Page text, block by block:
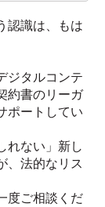
認識は、もは
ジタルコンテ
約書のリーガ
ポートしてい
れない」新し
、法的なリス
度ご相談くだ